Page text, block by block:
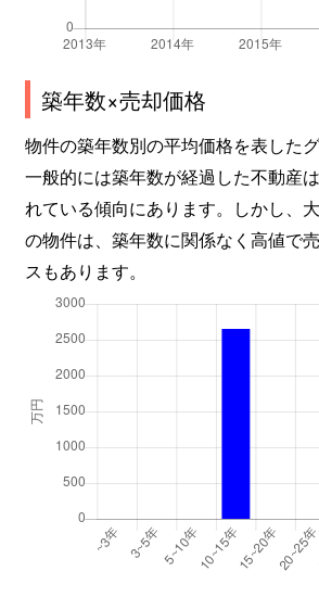
築年数×売却価格
物件の築年数別の平均価格を表したグ
一般的には築年数が経過した不動産
れている傾向にあります。しかし、
の物件は、築年数に関係なく高値で
スもあります。